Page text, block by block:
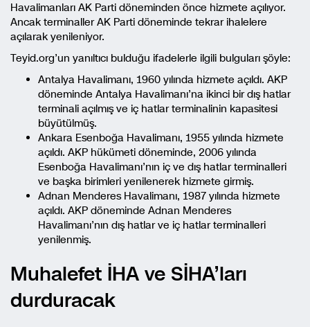
Havalimanları AK Parti döneminden önce hizmete açılıyor.
Ancak terminaller AK Parti döneminde tekrar ihalelere
açılarak yenileniyor.
Teyid.org’un yanıltıcı bulduğu ifadelerle ilgili bulguları şöyle:
Antalya Havalimanı, 1960 yılında hizmete açıldı. AKP
döneminde Antalya Havalimanı’na ikinci bir dış hatlar
terminali açılmış ve iç hatlar terminalinin kapasitesi
büyütülmüş.
Ankara Esenboğa Havalimanı, 1955 yılında hizmete
açıldı. AKP hükümeti döneminde, 2006 yılında
Esenboğa Havalimanı’nın iç ve dış hatlar terminalleri
ve başka birimleri yenilenerek hizmete girmiş.
Adnan Menderes Havalimanı, 1987 yılında hizmete
açıldı. AKP döneminde Adnan Menderes
Havalimanı’nın dış hatlar ve iç hatlar terminalleri
yenilenmiş.
Muhalefet İHA ve SİHA’ları
durduracak